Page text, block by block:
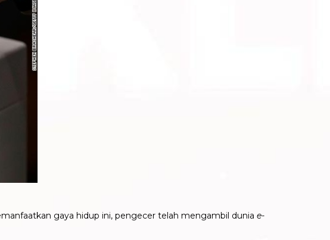
gaya hidup ini, pengecer telah mengambil dunia e-